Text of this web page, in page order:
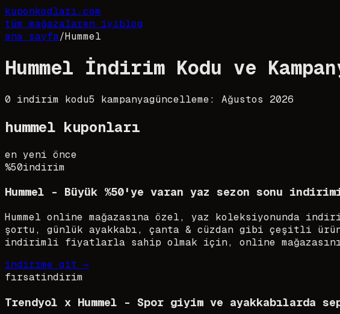
kuponkodları.com
tüm mağazalaren iyiblog
ana sayfa/Hummel
Hummel İndirim Kodu ve
0 indirim kodu5 kampanyagüncelleme: Ağustos 2026
hummel kuponları
en yeni önce
%50indirim
Hummel - Büyük %50'ye varan yaz sezon sonu
Hummel online mağazasına özel, yaz koleksiyonunda
şortu, günlük ayakkabı, çanta & cüzdan gibi çeşitli
indirimli fiyatlarla sahip olmak için, online
indirime git →
fırsatindirim
Trendyol x Hummel - Spor giyim ve ayakkabılarda